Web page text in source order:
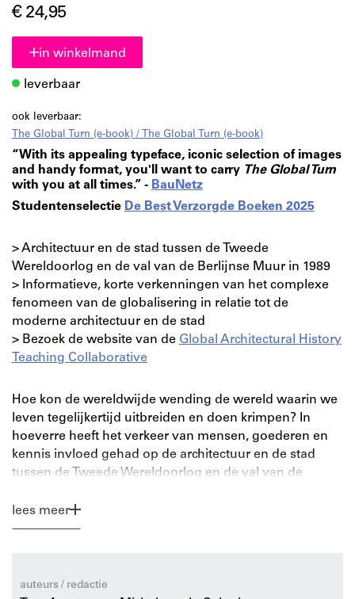
€ 24,95
in winkelmand
leverbaar
ook leverbaar:
The Global Turn (e-book) / The Global Turn (e-book)
“With its appealing typeface, iconic selection of images
and handy format, you'll want to carry The Global Turn
with you at all times.” - BauNetz
Studentenselectie De Best Verzorgde Boeken 2025
> Architectuur en de stad tussen de Tweede
Wereldoorlog en de val van de Berlijnse Muur in 1989
> Informatieve, korte verkenningen van het complexe
fenomeen van de globalisering in relatie tot de
moderne architectuur en de stad
> Bezoek de website van de Global Architectural History
Teaching Collaborative
Hoe kon de wereldwijde wending de wereld waarin we
leven tegelijkertijd uitbreiden en doen krimpen? In
hoeverre heeft het verkeer van mensen, goederen en
kennis invloed gehad op de architectuur en de stad
tussen de Tweede Wereldoorlog en de val van de
InThe Global Turn
analyse van een reeks wereldwijde locaties,
lees meer
auteurs / redactie